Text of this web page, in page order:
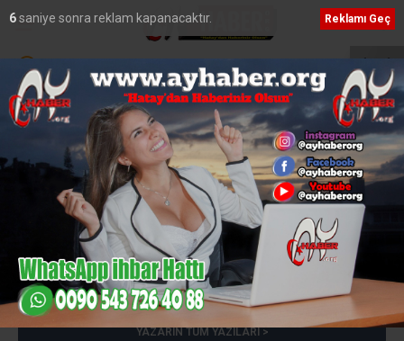
OYAK Çimento ve Pure Energy’den Stratejik Ortaklık
Adnan KİREÇÇİ
e-posta:adnankirecci@hotmail.com
YAZARIN TÜM YAZILARI
5saniye sonra reklam kapanacaktır. Reklamı Geç